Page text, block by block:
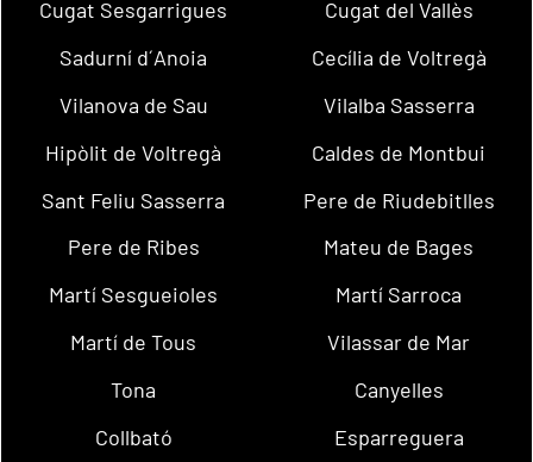
Cugat Sesgarrigues
Cugat del Vallès
Sadurní d´Anoia
Cecília de Voltregà
Vilanova de Sau
Vilalba Sasserra
Hipòlit de Voltregà
Caldes de Montbui
Sant Feliu Sasserra
Pere de Riudebitlles
Pere de Ribes
Mateu de Bages
Martí Sesgueioles
Martí Sarroca
Martí de Tous
Vilassar de Mar
Tona
Canyelles
Collbató
Esparreguera